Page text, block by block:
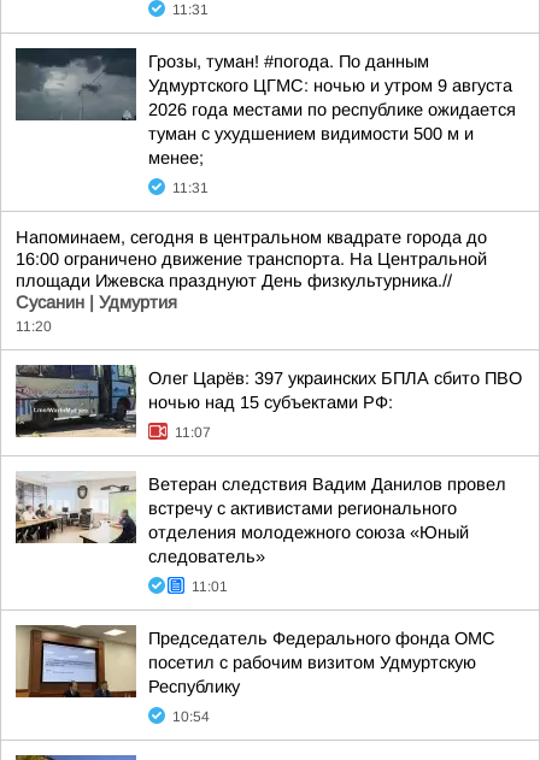
11:31
Грозы, туман! #погода. По данным
Удмуртского ЦГМС: ночью и утром 9 августа
2026 года местами по республике ожидается
туман с ухудшением видимости 500 м и
менее;
11:31
Напоминаем, сегодня в центральном квадрате города до
16:00 ограничено движение транспорта. На Центральной
площади Ижевска празднуют День физкультурника.//
Сусанин | Удмуртия
11:20
Олег Царёв: 397 украинских БПЛА сбито ПВО
ночью над 15 субъектами РФ:
11:07
Ветеран следствия Вадим Данилов провел
встречу с активистами регионального
отделения молодежного союза «Юный
следователь»
11:01
Председатель Федерального фонда ОМС
посетил с рабочим визитом Удмуртскую
Республику
10:54